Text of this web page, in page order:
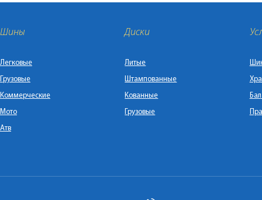
Шины
Легковые
Грузовые
Коммерческие
Мото
Атв
Диски
Литые
Штампованные
Кованные
Грузовые